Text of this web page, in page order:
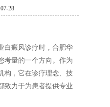
28
白癜风诊疗时，合肥华
考量的一个方向。作为
构，它在诊疗理念、技
致力于为患者提供专业